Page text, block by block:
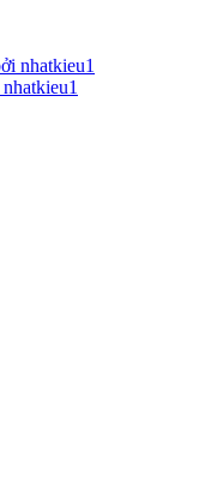
nhatkieu1